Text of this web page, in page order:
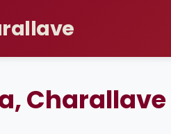
Charallave